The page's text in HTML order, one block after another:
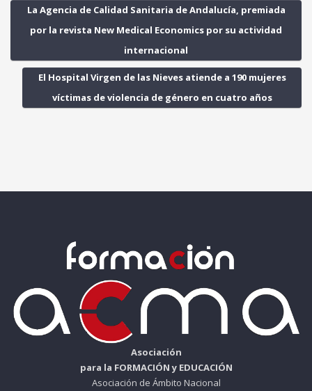
La Agencia de Calidad Sanitaria de Andalucía, premiada
por la revista New Medical Economics por su actividad
internacional
El Hospital Virgen de las Nieves atiende a 190 mujeres
víctimas de violencia de género en cuatro años
Asociación
para la FORMACIÓN y EDUCACIÓN
Asociación de Ámbito Nacional